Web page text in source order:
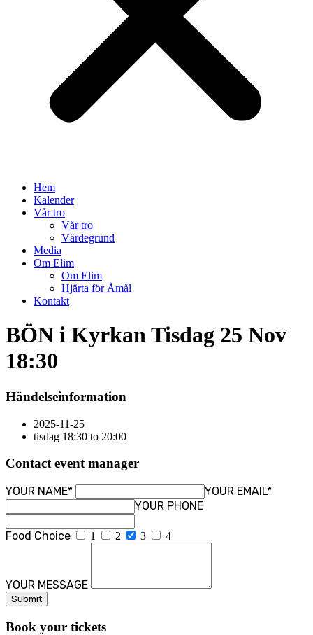
Hem
Kalender
Vår tro
Vår tro
Värdegrund
Media
Om Elim
Om Elim
Hjärta för Åmål
Kontakt
BÖN i Kyrkan Tisdag 25 Nov
18:30
Händelseinformation
2025-11-25
tisdag 18:30 to 20:00
Contact event manager
YOUR NAME*
YOUR EMAIL*
YOUR PHONE
Food Choice 1 2 3 4
YOUR MESSAGE
Book your tickets